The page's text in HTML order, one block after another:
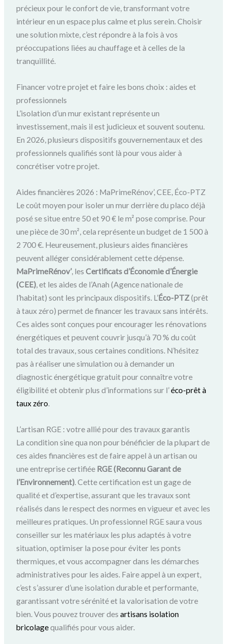
précieux pour le confort de vie, transformant votre
intérieur en un espace plus calme et plus serein. Choisir
une solution mixte, c’est répondre à la fois à vos
préoccupations liées au chauffage et à celles de la
tranquillité.
Financer votre projet et faire les bons choix : aides et
professionnels
L’isolation d’un mur existant représente un
investissement, mais il est judicieux et souvent soutenu.
En 2026, plusieurs dispositifs gouvernementaux et des
professionnels qualifiés sont là pour vous aider à
concrétiser votre projet.
Aides financières 2026 : MaPrimeRénov’, CEE, Éco-PTZ
Le coût moyen pour isoler un mur derrière du placo déjà
posé se situe entre 50 et 90 € le m² pose comprise. Pour
une pièce de 30 m², cela représente un budget de 1 500 à
2 700 €. Heureusement, plusieurs aides financières
peuvent alléger considérablement cette dépense.
MaPrimeRénov’, lesCertificats d’Économie d’Énergie
(CEE), et les aides de l’Anah (Agence nationale de
l’habitat) sont les principaux dispositifs. L’Éco-PTZ(prêt
à taux zéro) permet de financer les travaux sans intérêts.
Ces aides sont conçues pour encourager les rénovations
énergétiques et peuvent couvrir jusqu’à 70 % du coût
total des travaux, sous certaines conditions. N’hésitez
pas à réaliser une simulation ou à demander un
diagnostic énergétique gratuit pour connaître votre
éligibilité et obtenir plus d’informations sur l’éco-prêt à
taux zéro.
L’artisan RGE : votre allié pour des travaux garantis
La condition sine qua non pour bénéficier de la plupart de
ces aides financières est de faire appel à un artisan ou
une entreprise certifiée RGE (Reconnu Garant de
l’Environnement). Cette certification est un gage de
qualité et d’expertise, assurant que les travaux sont
réalisés dans le respect des normes en vigueur et avec les
meilleures pratiques. Un professionnel RGE saura vous
conseiller sur les matériaux les plus adaptés à votre
situation, optimiser la pose pour éviter les ponts
thermiques, et vous accompagner dans les démarches
administratives pour les aides. Faire appel à un expert,
c’est s’assurer d’une isolation durable et performante,
garantissant votre sérénité et la valorisation de votre
bien. Vous pouvez trouver desartisans isolation
bricolagequalifiés pour vous aider.